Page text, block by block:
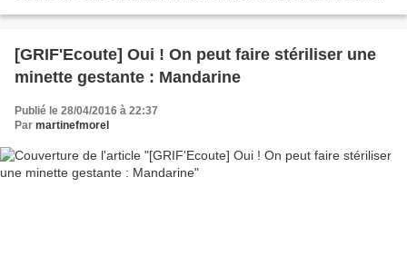
[GRIF'Ecoute] Oui ! On peut faire stériliser une
minette gestante : Mandarine
Publié le 28/04/2016 à 22:37
Par martinefmorel